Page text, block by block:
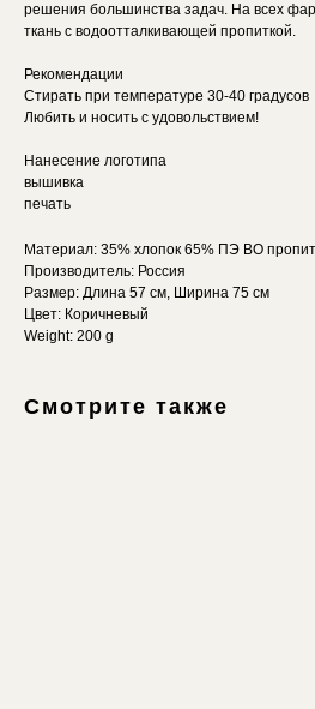
решения большинства задач. На всех
ткань с водоотталкивающей пропиткой.
Рекомендации
Стирать при температуре 30-40 градусов
Любить и носить с удовольствием!
Нанесение логотипа
вышивка
печать
Материал: 35% хлопок 65% ПЭ ВО
Производитель: Россия
Размер: Длина 57 см, Ширина 75 см
Цвет: Коричневый
Weight: 200 g
Смотрите также